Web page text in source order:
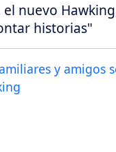
el nuevo
historias"